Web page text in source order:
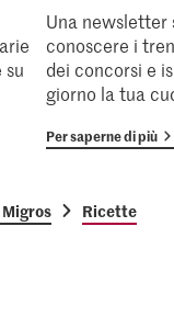
Una
conoscere i
dei concorsi e
giorno la tua
Per saperne di più
Ricette